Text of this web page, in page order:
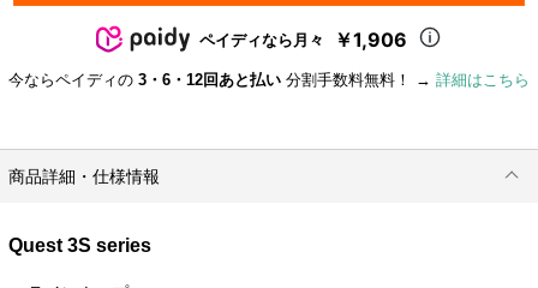
ペイディなら月々 ￥1,906
今ならペイディの 3・6・12回あと払い 分割手数料無料！ → 詳細はこちら
商品詳細・仕様情報
Quest 3S series